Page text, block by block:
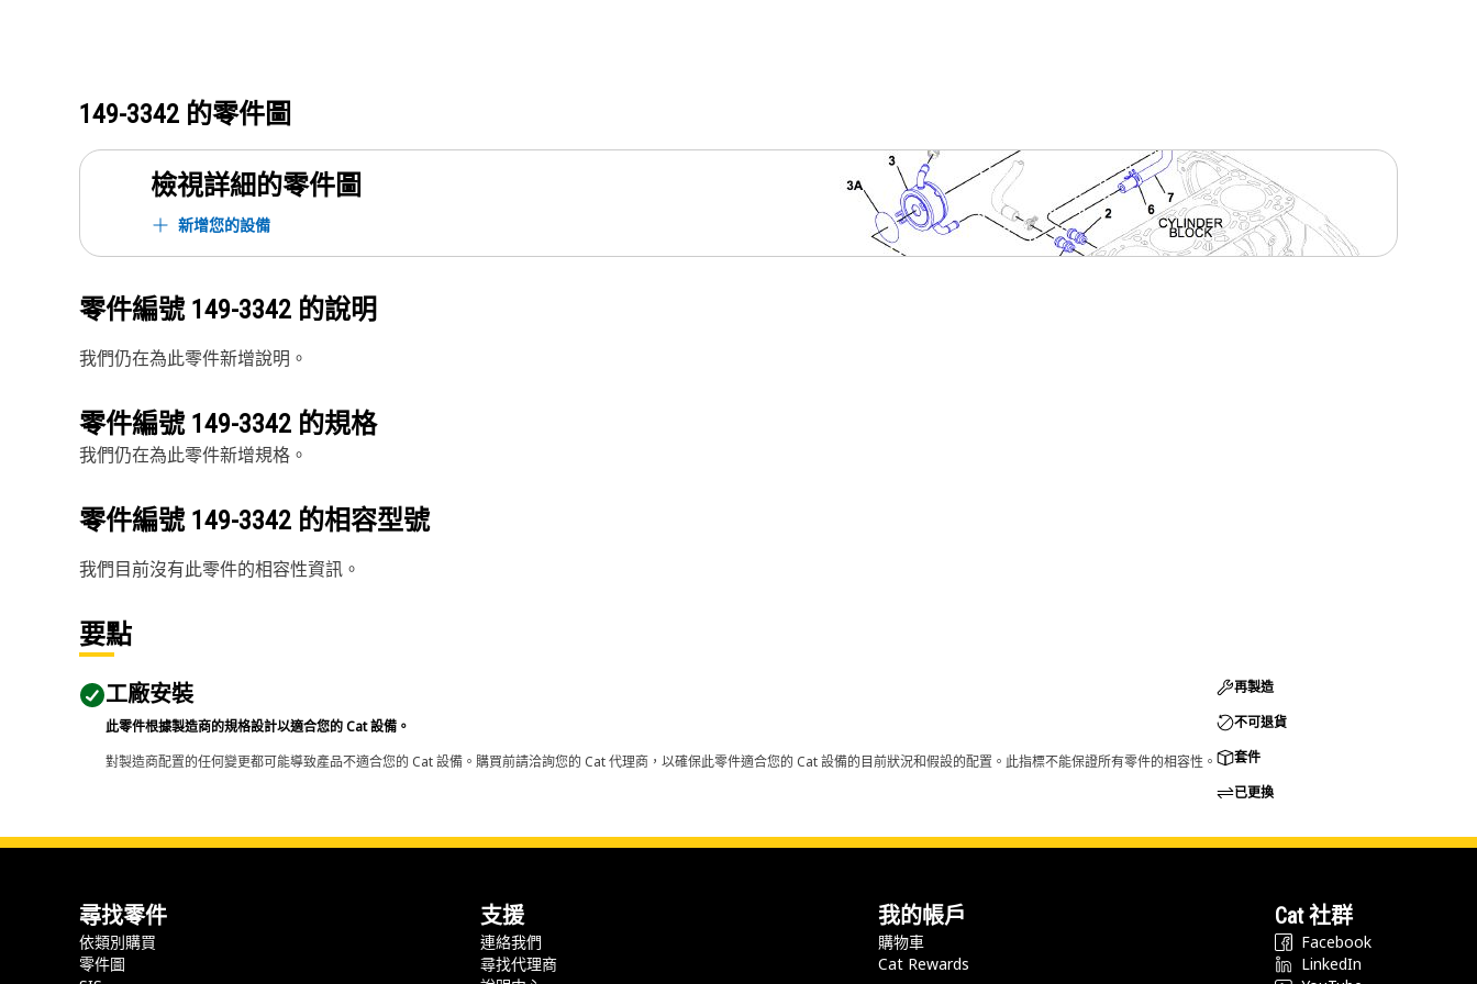
149-3342 的零件圖
檢視詳細的零件圖
新增您的設備
零件編號 149-3342 的說明
我們仍在為此零件新增說明。
零件編號 149-3342 的規格
我們仍在為此零件新增規格。
零件編號 149-3342 的相容型號
我們目前沒有此零件的相容性資訊。
要點
工廠安裝
此零件根據製造商的規格設計以適合您的 Cat 設備。
對製造商配置的任何變更都可能導致產品不適合您的 Cat 設備。購買前請洽詢您的 Cat 代理商，以確保此零件適合您的 Cat 設備的目前狀況和假設的配置。此指標不能保證所有零件的相容性。
再製造
不可退貨
套件
已更換
尋找零件
依類別購買
零件圖
支援
連絡我們
尋找代理商
我的帳戶
購物車
Cat Rewards
Cat 社群
Facebook
LinkedIn